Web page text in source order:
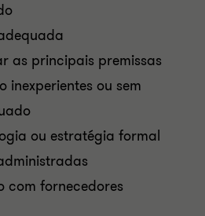
as principais premissas
inexperientes ou sem
ou estratégia formal
com fornecedores